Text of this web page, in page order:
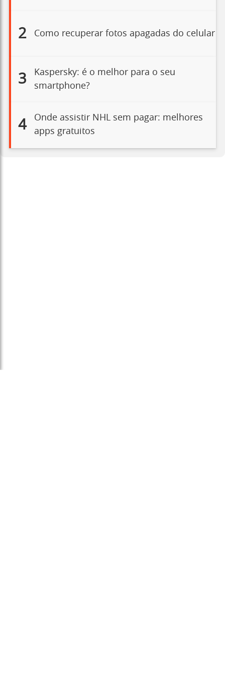
2 Como recuperar fotos apagadas do celular
3
Kaspersky: é o melhor para o seu
smartphone?
4
Onde assistir NHL sem pagar: melhores
apps gratuitos